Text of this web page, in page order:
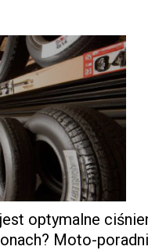
optymalne
Moto-